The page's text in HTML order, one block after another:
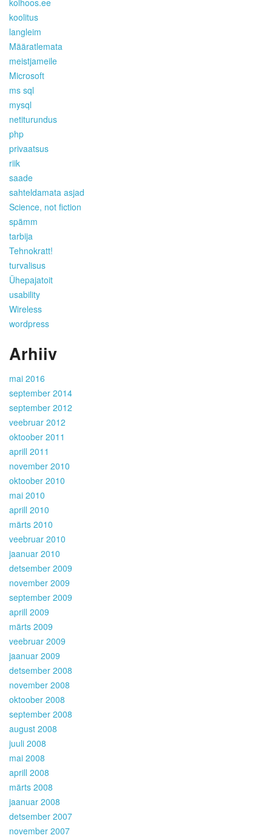
kolhoos.ee
koolitus
langleim
Määratlemata
meistjameile
Microsoft
ms sql
mysql
netiturundus
php
privaatsus
riik
saade
sahteldamata asjad
Science, not fiction
spämm
tarbija
Tehnokratt!
turvalisus
Ühepajatoit
usability
Wireless
wordpress
Arhiiv
mai 2016
september 2014
september 2012
veebruar 2012
oktoober 2011
aprill 2011
november 2010
oktoober 2010
mai 2010
aprill 2010
märts 2010
veebruar 2010
jaanuar 2010
detsember 2009
november 2009
september 2009
aprill 2009
märts 2009
veebruar 2009
jaanuar 2009
detsember 2008
november 2008
oktoober 2008
september 2008
august 2008
juuli 2008
mai 2008
aprill 2008
märts 2008
jaanuar 2008
detsember 2007
november 2007